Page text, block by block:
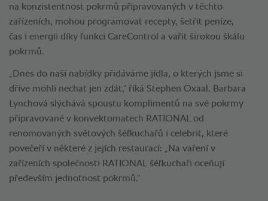
na konzistentnost pokrmů připravovaných v těchto
zařízeních, mohou programovat recepty, šetřit peníze,
čas i energii díky funkci CareControl a vařit širokou škálu
pokrmů.
„Dnes do naší nabídky přidáváme jídla, o kterých jsme si
dříve mohli nechat jen zdát,“ říká Stephen Oxaal. Barbara
Lynchová slýchává spoustu komplimentů na své pokrmy
připravované v konvektomatech RATIONAL od
renomovaných světových šéfkuchařů i celebrit, které
povečeří v některé z jejích restaurací: „Na vaření v
zařízeních společnosti RATIONAL šéfkuchaři oceňují
především jednotnost pokrmů.“